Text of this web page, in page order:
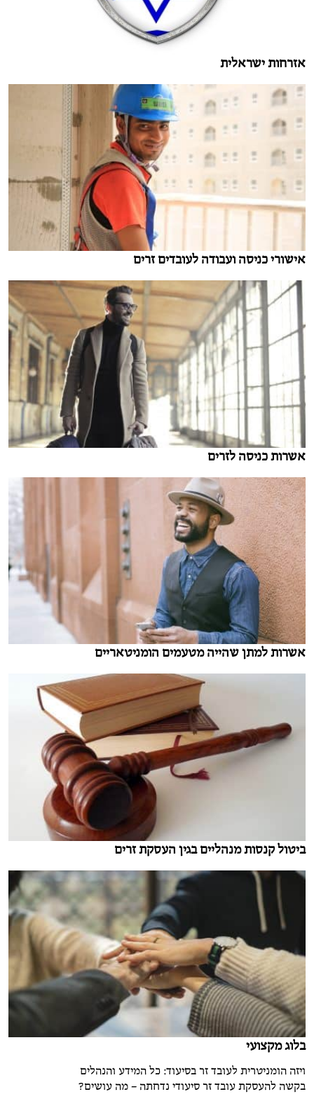
אזרחות ישראלית
אישורי כניסה ועבודה לעובדים זרים
אשרות כניסה לזרים
אשרות למתן שהייה מטעמים הומניטאריים
ביטול קנסות מנהליים בגין העסקת זרים
בלוג מקצועי
ויזה הומניטרית לעובד זר בסיעוד: כל המידע והנהלים
בקשה להעסקת עובד זר סיעודי נדחתה – מה עושים?